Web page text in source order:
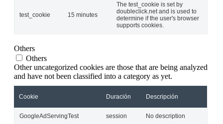
test_cookie 15 minutes
The test_cookie is set by
doubleclick.net and is used to
determine if the user's browser
supports cookies.
Others
Others
Other uncategorized cookies are those that are being analyzed
and have not been classified into a category as yet.
Cookie Duración Descripción
GoogleAdServingTest session No description